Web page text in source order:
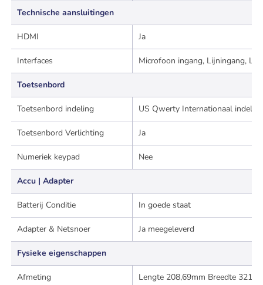
Technische aansluitingen
HDMI Ja
Interfaces Microfoon ingang, Lijningang,
Toetsenbord
Toetsenbord indeling US Qwerty Internationaal indeling
Toetsenbord Verlichting Ja
Numeriek keypad Nee
Accu | Adapter
Batterij Conditie In goede staat
Adapter & Netsnoer Ja meegeleverd
Fysieke eigenschappen
Afmeting Lengte 208,69mm Breedte